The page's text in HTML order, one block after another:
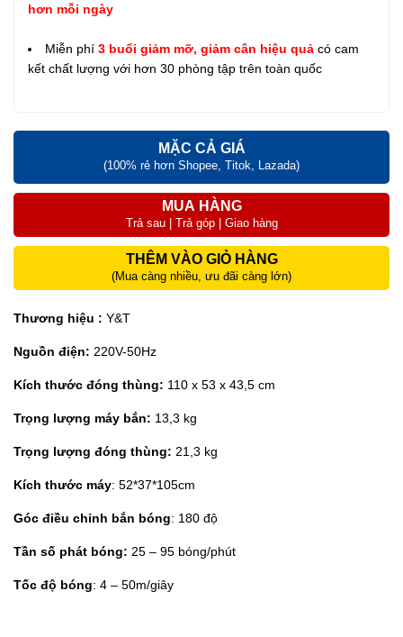
hơn mỗi ngày
Miễn phí 3 buổi giảm mỡ, giảm cân hiệu quả có cam
kết chất lượng với hơn 30 phòng tập trên toàn quốc
MẶC CẢ GIÁ
(100% rẻ hơn Shopee, Titok, Lazada)
MUA HÀNG
Trả sau | Trả góp | Giao hàng
THÊM VÀO GIỎ HÀNG
(Mua càng nhiều, ưu đãi càng lớn)
Thương hiệu : Y&T
Nguồn điện: 220V-50Hz
Kích thước đóng thùng: 110 x 53 x 43,5 cm
Trọng lượng máy bắn: 13,3 kg
Trọng lượng đóng thùng: 21,3 kg
Kích thước máy: 52*37*105cm
Góc điều chỉnh bắn bóng: 180 độ
Tần số phát bóng: 25 – 95 bóng/phút
Tốc độ bóng: 4 – 50m/giây